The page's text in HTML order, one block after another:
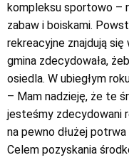
kompleksu sportowo –
zabaw i boiskami.
rekreacyjne znajdują
gmina zdecydowała,
osiedla. W ubiegłym
– Mam nadzieję, że te
jesteśmy zdecydowani
na pewno dłużej
Celem pozyskania